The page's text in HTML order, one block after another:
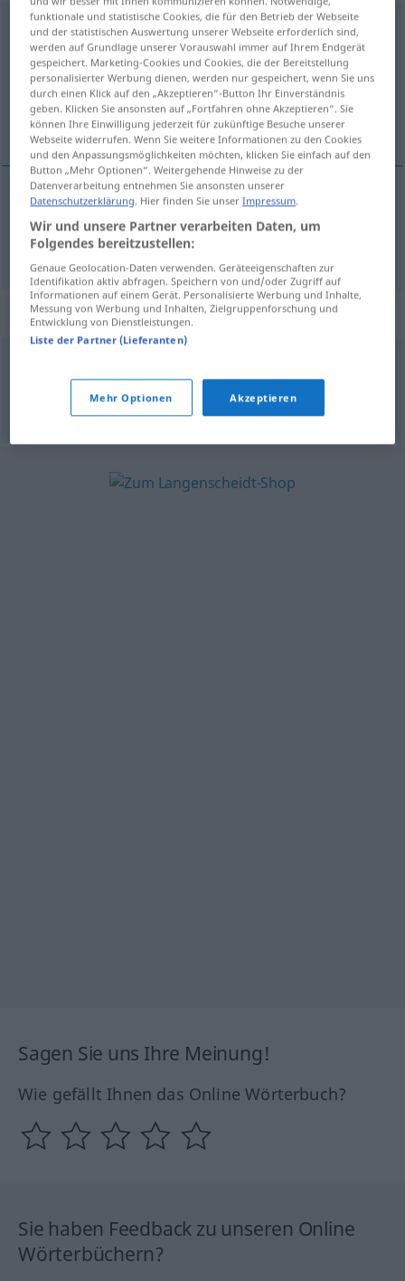
Räumungsverkaufm <Räumungsverkauf(e)s;-käufe>
Übersicht aller Übersetzungen
(Für mehr Details die Übersetzung anklicken/antippen)
liquidación de existencias, liquidación total
liquidación de existencias, liquidaciónf
Räumungsverkauf
Synonyme für "Räumungsverkauf"
Totalausverkauf,(vollständiger) Ausverkauf
© OpenThesaurus.de
Sagen Sie uns Ihre Meinung!
Wie gefällt Ihnen das Online Wörterbuch?
Sie haben Feedback zu unseren Online
Wörterbüchern?
funktionale und statistische Cookies, die für den Betrieb der Webseite
und der statistischen Auswertung unserer Webseite erforderlich sind,
werden auf Grundlage unserer Vorauswahl immer auf Ihrem Endgerät
gespeichert. Marketing-Cookies und Cookies, die der Bereitstellung
personalisierter Werbung dienen, werden nur gespeichert, wenn Sie uns
durch einen Klick auf den „Akzeptieren“-Button Ihr Einverständnis
geben. Klicken Sie ansonsten auf „Fortfahren ohne Akzeptieren“. Sie
können Ihre Einwilligung jederzeit für zukünftige Besuche unserer
Webseite widerrufen. Wenn Sie weitere Informationen zu den Cookies
und den Anpassungsmöglichkeiten möchten, klicken Sie einfach auf den
Button „Mehr Optionen“. Weitergehende Hinweise zu der
Datenverarbeitung entnehmen Sie ansonsten unserer
Datenschutzerklärung. Hier finden Sie unserImpressum.
Wir und unsere Partner verarbeiten Daten, um
Folgendes bereitzustellen:
Genaue Geolocation-Daten verwenden. Geräteeigenschaften zur
Identifikation aktiv abfragen. Speichern von und/oder Zugriff auf
Informationen auf einem Gerät. Personalisierte Werbung und Inhalte,
Messung von Werbung und Inhalten, Zielgruppenforschung und
Entwicklung von Dienstleistungen.
Liste der Partner (Lieferanten)
Mehr Optionen Akzeptieren